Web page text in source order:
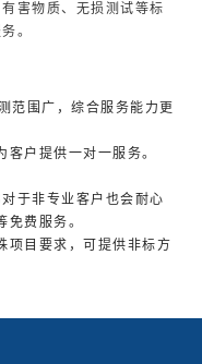
害物质、无损测试等标
。
范围广，综合服务能力更
户提供一对一服务。
于非专业客户也会耐心
免费服务。
项目要求，可提供非标方